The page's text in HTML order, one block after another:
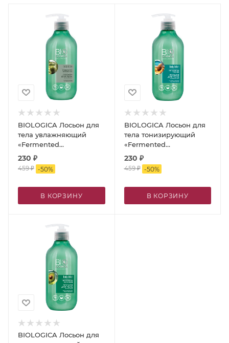
BIOLOGICA Лосьон для
тела увлажняющий
«Fermented
hydration»/«Ферментированное
увлажнение», 300 мл
230 ₽
459₽ -50%
В КОРЗИНУ
BIOLOGICA Лосьон для
тела тонизирующий
«Fermented
toning»/«Ферментированное
тонизирование», 300 мл
230 ₽
459₽ -50%
В КОРЗИНУ
BIOLOGICA Лосьон для